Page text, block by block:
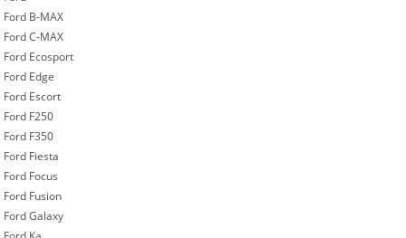
Ford B-MAX
Ford C-MAX
Ford Ecosport
Ford Edge
Ford Escort
Ford F250
Ford F350
Ford Fiesta
Ford Focus
Ford Fusion
Ford Galaxy